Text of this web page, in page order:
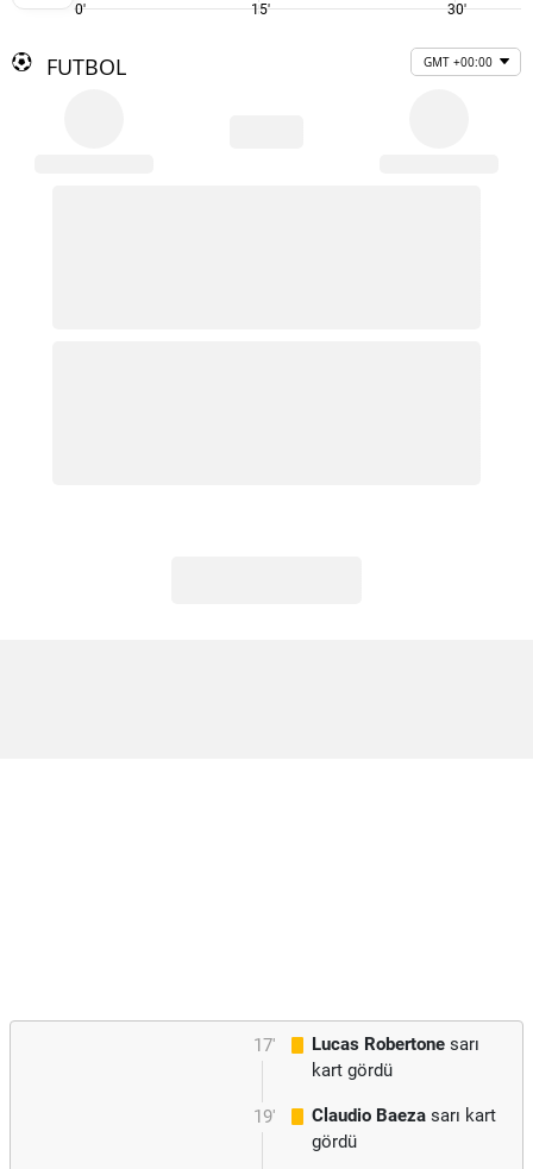
0' 15' 30'
FUTBOL GMT +00:00
17' Lucas Robertone sarı
kart gördü
19' Claudio Baeza sarı kart
gördü